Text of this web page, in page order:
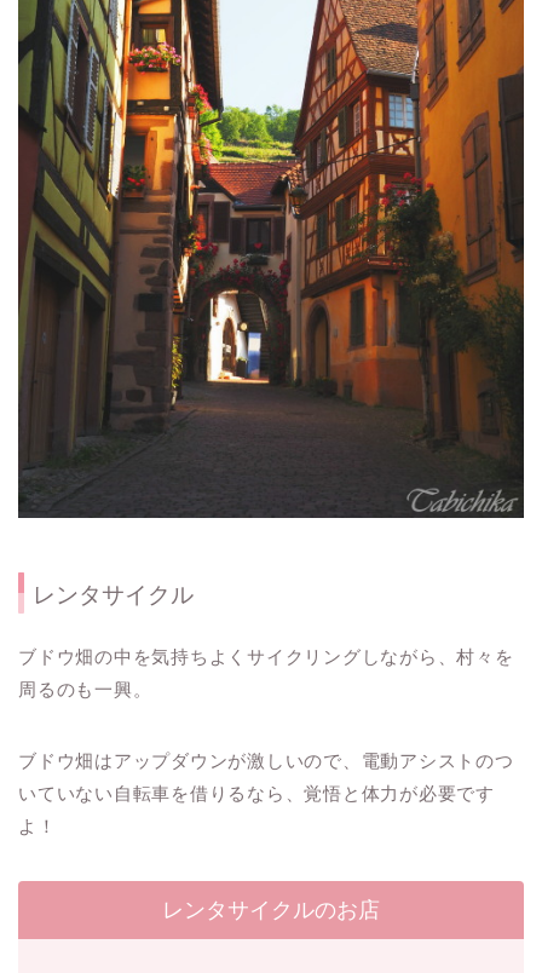
レンタサイクル
ブドウ畑の中を気持ちよくサイクリングしながら、村々を
周るのも一興。
ブドウ畑はアップダウンが激しいので、電動アシストのつ
いていない自転車を借りるなら、覚悟と体力が必要です
よ！
レンタサイクルのお店